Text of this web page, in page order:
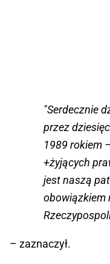
"Serdecznie
przez
1989 rokiem
+żyjących
jest naszą
obowiązkiem
– zaznaczył.